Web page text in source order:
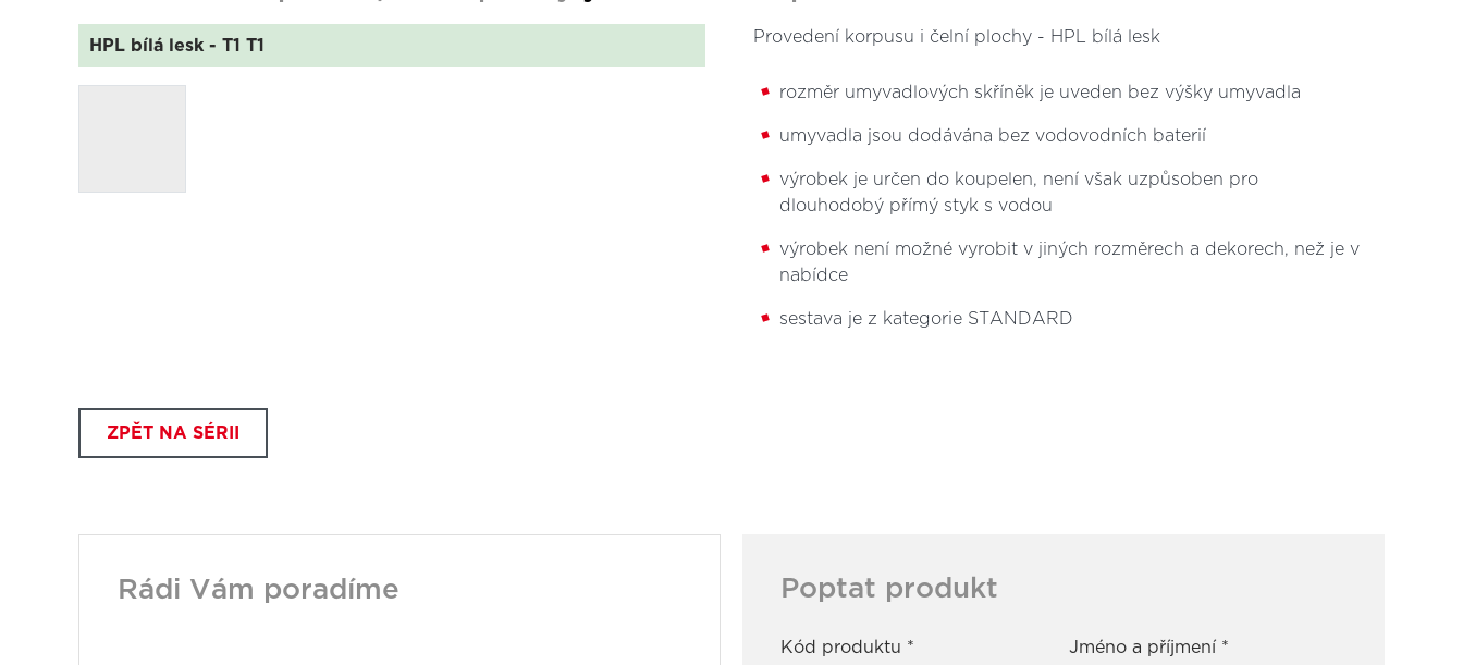
HPL bílá lesk - T1 T1 Provedení korpusu i čelní plochy - HPL bílá lesk
rozměr umyvadlových skříněk je uveden bez výšky umyvadla
umyvadla jsou dodávána bez vodovodních baterií
výrobek je určen do koupelen, není však uzpůsoben pro
dlouhodobý přímý styk s vodou
výrobek není možné vyrobit v jiných rozměrech a dekorech, než je v
nabídce
sestava je z kategorie STANDARD
ZPĚT NA SÉRII
Rádi Vám poradíme Poptat produkt
Kód produktu * Jméno a příjmení *